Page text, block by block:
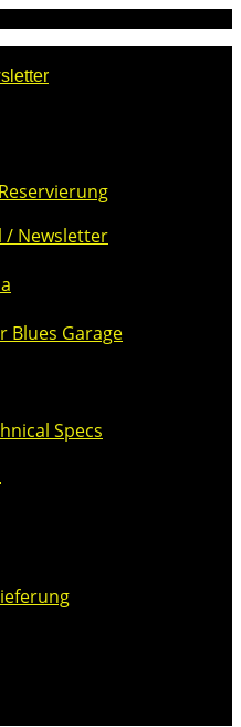
/ Newsletter
Blues Garage
Specs